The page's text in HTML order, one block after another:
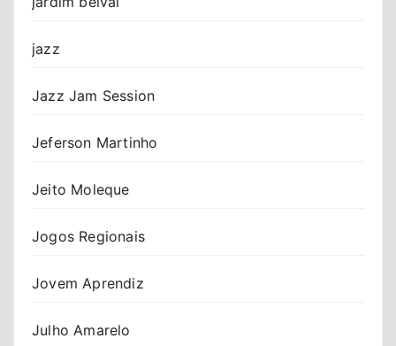
jazz
Jazz Jam Session
Jeferson Martinho
Jeito Moleque
Jogos Regionais
Jovem Aprendiz
Julho Amarelo